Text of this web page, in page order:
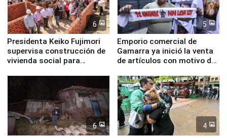
6
Presidenta Keiko Fujimori
supervisa construcción de
vivienda social para
5
Emporio comercial de
Gamarra ya inició la venta
de artículos con motivo de
6 4